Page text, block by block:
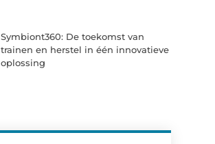
Symbiont360: De toekomst van
trainen en herstel in één innovatieve
oplossing